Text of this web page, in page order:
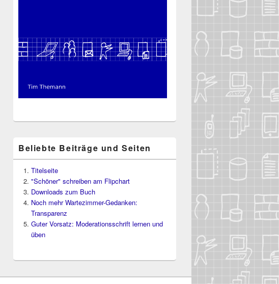
Beliebte Beiträge und Seiten
Titelseite
"Schöner" schreiben am Flipchart
Downloads zum Buch
Noch mehr Wartezimmer-Gedanken:
Transparenz
Guter Vorsatz: Moderationsschrift lernen und
üben